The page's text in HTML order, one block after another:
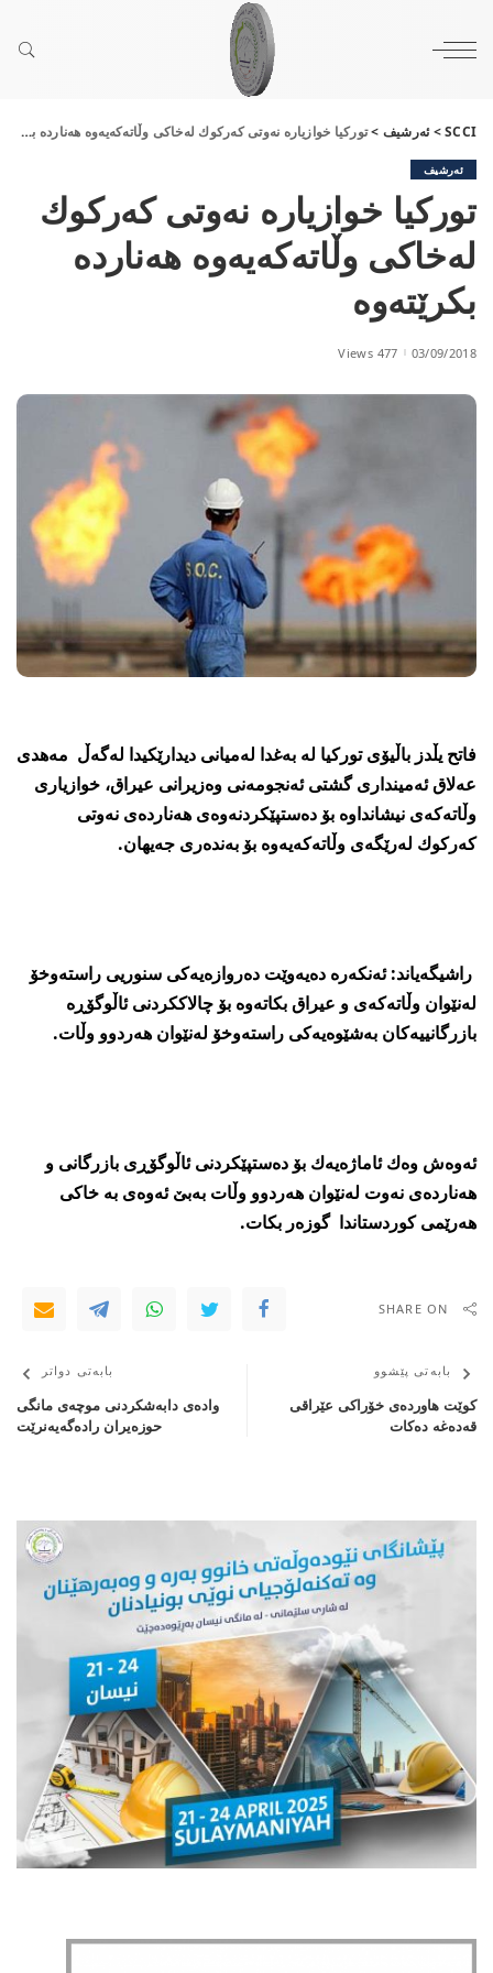
SCCI
>ئەرشیف >توركیا خوازیارە نەوتی كەركوك لەخاكی وڵاتەكەیەوە هەناردە بكرێتەوە
ئەرشیف
توركیا خوازیارە نەوتی كەركوك
لەخاكی وڵاتەكەیەوە هەناردە
بكرێتەوە
03/09/2018
477 Views
فاتح یڵدز باڵیۆی توركیا لە بەغدا لەمیانی دیدارێكیدا لەگەڵ مەهدی
عەلاق ئەمینداری گشتی ئەنجومەنی وەزیرانی عیراق، خوازیاری
وڵاتەكەی نیشانداوە بۆ دەستپێكردنەوەی هەناردەی نەوتی
كەركوك لەرێگەی وڵاتەكەیەوە بۆ بەندەری جەیهان.
راشیگەیاند: ئەنكەرە دەیەوێت دەروازەیەكی سنوریی راستەوخۆ
لەنێوان وڵاتەكەی و عیراق بكاتەوە بۆ چالاككردنی ئاڵوگۆڕە
بازرگانییەكان بەشێوەیەكی راستەوخۆ لەنێوان هەردوو وڵات.
ئەوەش وەك ئاماژەیەك بۆ دەستپێكردنی ئاڵوگۆڕی بازرگانی و
هەناردەی نەوت لەنێوان هەردوو وڵات بەبێ ئەوەی بە خاكی
هەرێمی كوردستاندا گوزەر بكات.
SHARE ON
بابەتی پێشوو
كوێت هاورده‌ى خۆراكى عێراقى
قه‌ده‌غه‌ ده‌كات
بابەتی دواتر
وادەی دابەشكردنی موچەی مانگی
حوزەیران رادەگەیەنرێت